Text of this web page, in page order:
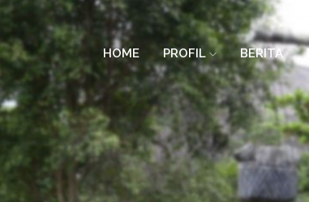
HOME PROFIL BERITA